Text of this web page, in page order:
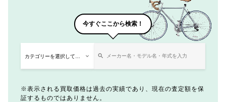
今すぐここから検索！
表示される買取価格は過去の実績であり、現在の査定額を保
証するものではありません。